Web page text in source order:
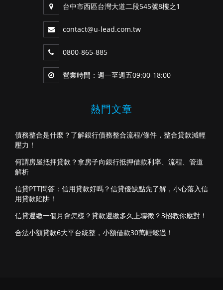
台中市西區台灣大道二段545號8樓之1
contact@u-lead.com.tw
0800-865-885
營業時間：週一至週五09:00-18:00
熱門文章
債務整合是什麼？了解銀行債務整合流程/條件，整合貸款減輕
壓力！
何謂房屋抵押貸款？拿房子向銀行抵押借款利率、流程、管道
解析
信貸PTT問答：信用貸款好嗎？信貸優缺點先了解，小心落入信
用貸款陷阱！
信貸遲繳一個月會怎樣？貸款遲繳多久上聯徵？3招教你應對！
合法小額貸款6大平台統整，小額借款30萬輕鬆過！